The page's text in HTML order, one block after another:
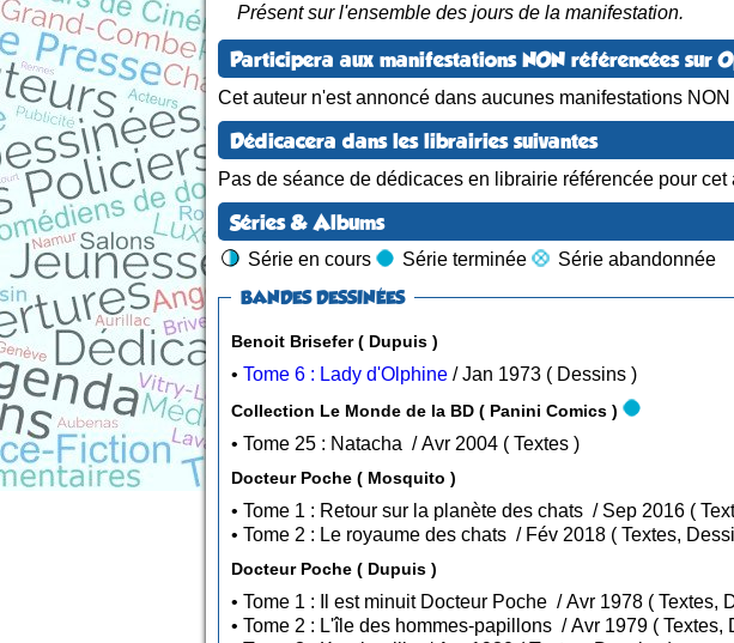
Présent sur l'ensemble des jours de la manifestation.
Participera aux manifestations NON référencées sur
Cet auteur n'est annoncé dans aucunes manifestations
Dédicacera dans les librairies suivantes
Pas de séance de dédicaces en librairie référencée pour cet
Séries & Albums
Série en cours Série terminée Série abandonnée
BANDES DESSINÉES
Benoit Brisefer ( Dupuis )
• Tome 6 : Lady d'Olphine / Jan 1973 ( Dessins )
Collection Le Monde de la BD ( Panini Comics )
• Tome 25 : Natacha / Avr 2004 ( Textes )
Docteur Poche ( Mosquito )
• Tome 1 :
• Tome 2 : Le royaume des chats / Fév 2018 (
Docteur Poche ( Dupuis )
• Tome 1 : Il est minuit Docteur
• Tome 2 : L'île des hommes-